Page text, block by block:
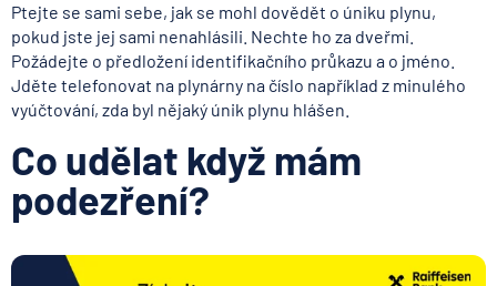
Ptejte se sami sebe, jak se mohl dovědět o úniku plynu,
pokud jste jej sami nenahlásili. Nechte ho za dveřmi.
Požádejte o předložení identifikačního průkazu a o jméno.
Jděte telefonovat na plynárny na číslo například z minulého
vyúčtování, zda byl nějaký únik plynu hlášen.
Co udělat když mám
podezření?